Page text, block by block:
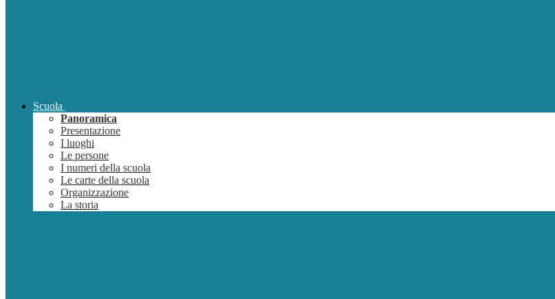
Scuola
Panoramica
Presentazione
I luoghi
Le persone
I numeri della scuola
Le carte della scuola
Organizzazione
La storia